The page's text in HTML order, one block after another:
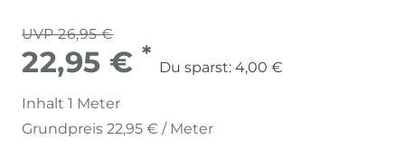
UVP 26,95 €
22,95 € *
Du sparst: 4,00 €
Inhalt 1 Meter
Grundpreis 22,95 € / Meter